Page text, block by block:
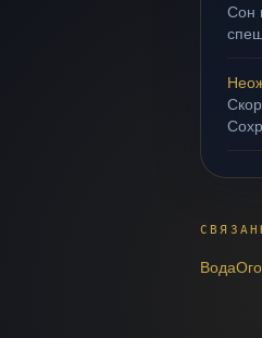
Сон
Вода